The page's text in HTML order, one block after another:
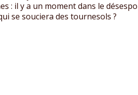
: il y a un moment dans le
se souciera des tournesols ?